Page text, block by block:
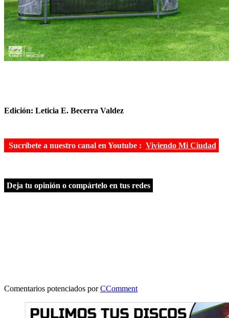
Edición: Leticia E. Becerra Valdez
Sucríbete a nuestro canal en Youtube : Viviendo Mi Ciudad
Deja tu opinión o compártelo en tus redes
Comentarios potenciados porCComment